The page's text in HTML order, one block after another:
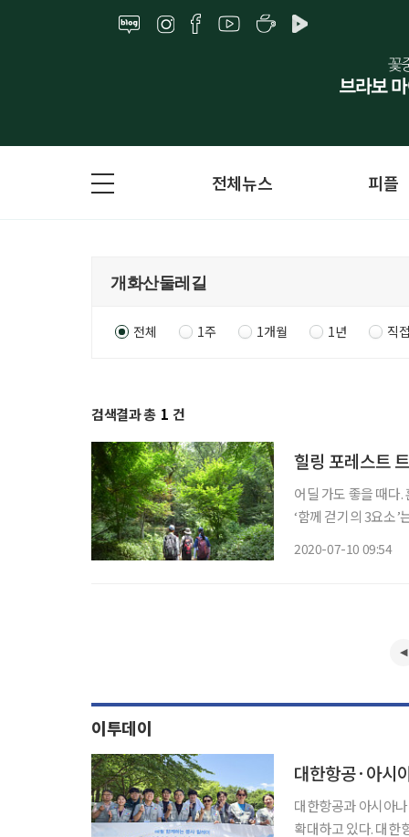
전체뉴스 피플
전체 1주 1개월 1년 직
검색결과 총 1 건
힐링 포레스트
어딜 가도 좋을 때다
‘함께 걷기의 3요소
2020-07-10 09:54
이투데이
대한항공과 아시아
확대하고 있다. 대한항공은 12월 통합 대한항공 출범을 앞두고 양사 임직원들이 미래세대 진